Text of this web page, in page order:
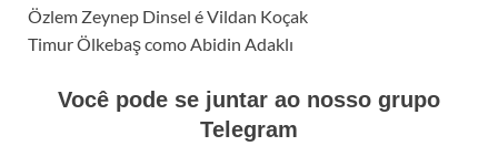
Özlem Zeynep Dinsel é Vildan Koçak
Timur Ölkebaş como Abidin Adaklı
Você pode se juntar ao nosso grupo
Telegram